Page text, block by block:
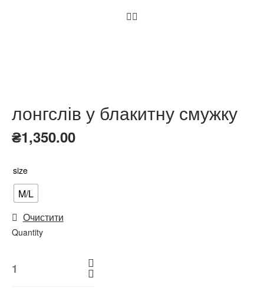
лонгслів у блакитну смужку
₴1,350.00
size
M/L
Очистити
Quantity